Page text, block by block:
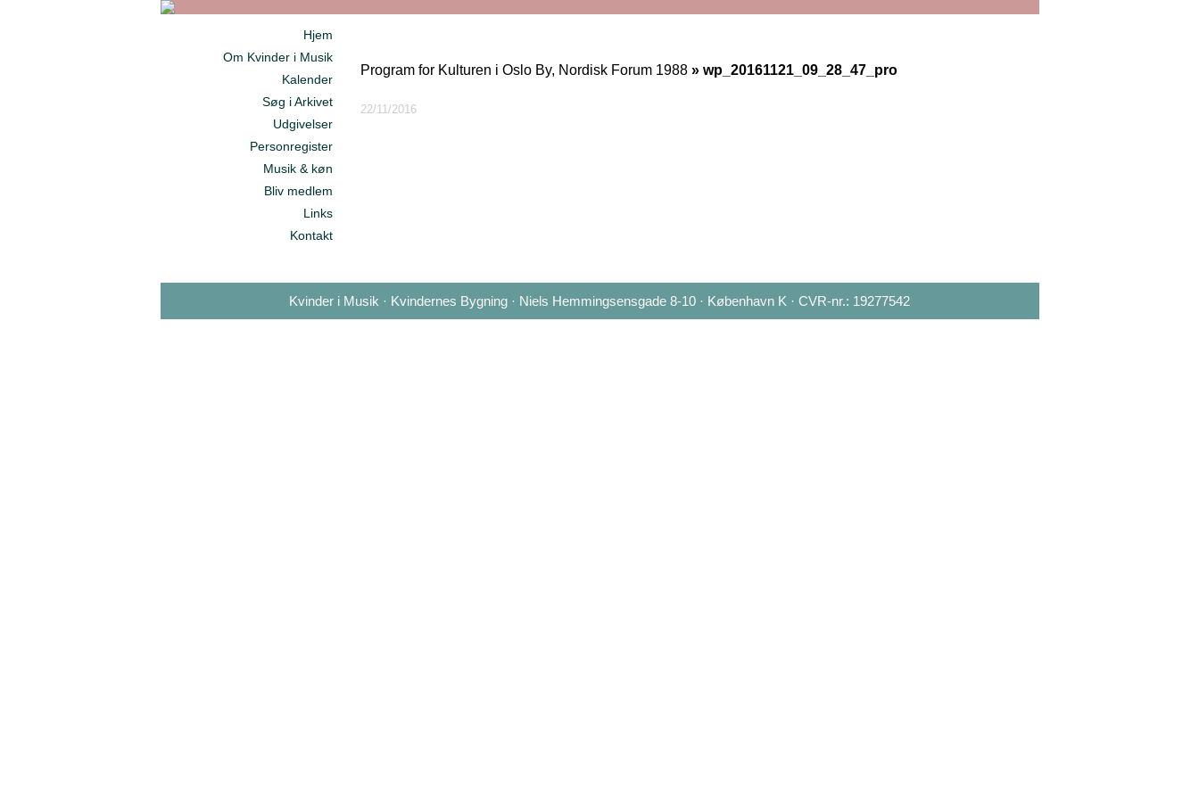
Program for Kulturen i Oslo By, Nordisk Forum 1988» wp_20161121_09_28_47_pro
22/11/2016
Hjem
Om Kvinder i Musik
Kalender
Søg i Arkivet
Udgivelser
Personregister
Musik & køn
Bliv medlem
Links
Kontakt
Kvinder i Musik · Kvindernes Bygning · Niels Hemmingsensgade 8-10 · København K · CVR-nr.: 19277542